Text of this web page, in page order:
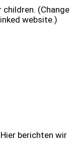
children. (Change
website.)
berichten wir